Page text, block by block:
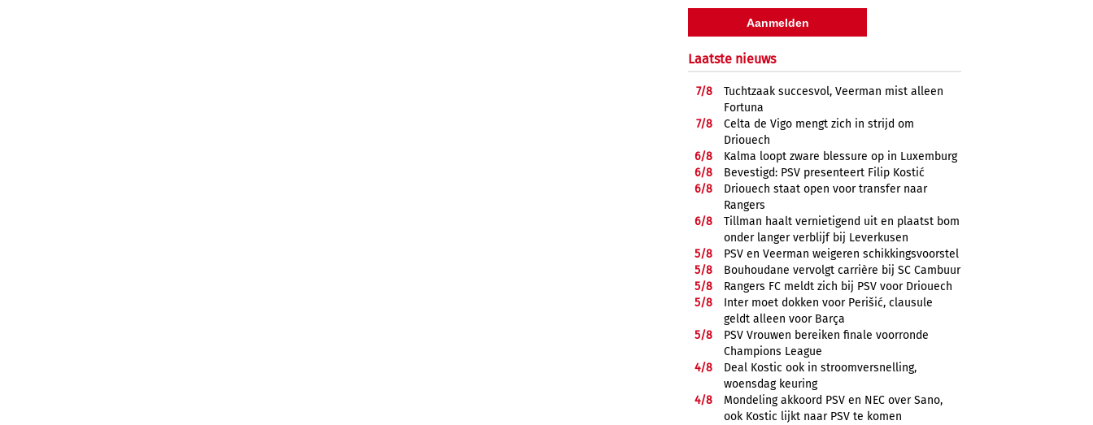
Laatste nieuws
7/8
Tuchtzaak succesvol, Veerman mist alleen
Fortuna
7/8
Celta de Vigo mengt zich in strijd om
Driouech
6/8
Kalma loopt zware blessure op in Luxemburg
6/8
Bevestigd: PSV presenteert Filip Kostić
6/8
Driouech staat open voor transfer naar
Rangers
6/8
Tillman haalt vernietigend uit en plaatst bom
onder langer verblijf bij Leverkusen
5/8
PSV en Veerman weigeren schikkingsvoorstel
5/8
Bouhoudane vervolgt carrière bij SC Cambuur
5/8
Rangers FC meldt zich bij PSV voor Driouech
5/8
Inter moet dokken voor Perišić, clausule
geldt alleen voor Barça
5/8
PSV Vrouwen bereiken finale voorronde
Champions League
4/8
Deal Kostic ook in stroomversnelling,
woensdag keuring
4/8
Mondeling akkoord PSV en NEC over Sano,
ook Kostic lijkt naar PSV te komen